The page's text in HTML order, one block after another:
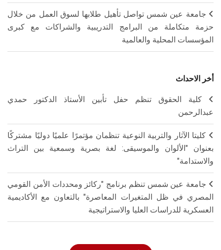
جامعة عين شمس تواصل تأهيل طلابها لسوق العمل من خلال
حزمة متكاملة من البرامج التدريبية والشراكات مع كبرى
المؤسسات المحلية والعالمية
أخر الاحداث
كلية الحقوق تنظم حفل تأبين الأستاذ الدكتور حمدي
عبدالرحمن
كليتا الآثار والتربية النوعية تنظمان مؤتمرًا علميًا دوليًا مشتركًا
بعنوان "الألوان والموسيقى: لغة بصرية وسمعية بين التراث
والاستدامة"
جامعة عين شمس تنظم برنامج "ركائز ومحددات الأمن القومي
المصري في ظل المتغيرات المعاصرة" بالتعاون مع الأكاديمية
العسكرية للدراسات العليا والاستراتيجية